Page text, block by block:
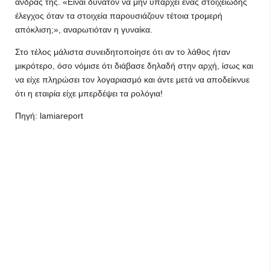
έλεγχος όταν τα στοιχεία παρουσιάζουν τέτοια τρομερή
απόκλιση;», αναρωτιόταν η γυναίκα.
Στο τέλος μάλιστα συνειδητοποίησε ότι αν το λάθος ήταν
μικρότερο, όσο νόμισε ότι διάβασε δηλαδή στην αρχή, ίσως και
να είχε πληρώσει τον λογαριασμό και άντε μετά να αποδείκνυε
ότι η εταιρία είχε μπερδέψει τα ρολόγια!
Πηγή: lamiareport